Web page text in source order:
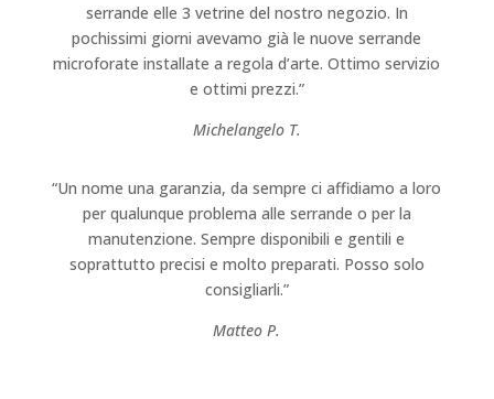
serrande elle 3 vetrine del nostro negozio. In
pochissimi giorni avevamo già le nuove serrande
microforate installate a regola d’arte. Ottimo servizio
e ottimi prezzi.”
Michelangelo T.
“Un nome una garanzia, da sempre ci affidiamo a loro
per qualunque problema alle serrande o per la
manutenzione. Sempre disponibili e gentili e
soprattutto precisi e molto preparati. Posso solo
consigliarli.”
Matteo P.